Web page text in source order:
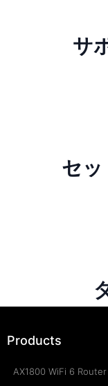
サ
セ
Products
AX1800 WiFi 6 Router